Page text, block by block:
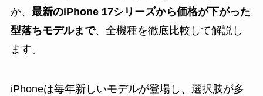
か、 最新のiPhone 17シリーズから価格が下がった
型落ちモデルまで、全機種を徹底比較して解説し
ます。
iPhoneは毎年新しいモデルが登場し、選択肢が多